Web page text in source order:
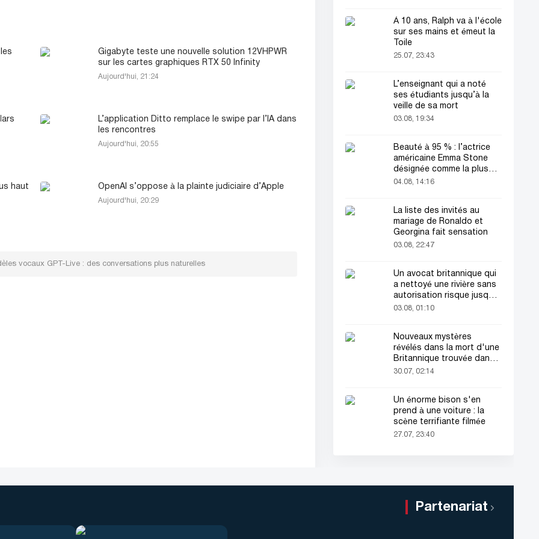
Gigabyte teste une nouvelle solution 12VHPWR
sur les cartes graphiques RTX 50 Infinity
Aujourd'hui, 21:24
L’application Ditto remplace le swipe par l’IA dans
les rencontres
Aujourd'hui, 20:55
haut
OpenAI s’oppose à la plainte judiciaire d’Apple
Aujourd'hui, 20:29
vocaux GPT-Live : des conversations plus naturelles
À 10 ans, Ralph va à l'école
sur ses mains et émeut la
Toile
25.07, 23:43
L’enseignant qui a noté
ses étudiants jusqu’à la
veille de sa mort
03.08, 19:34
Beauté à 95 % : l’actrice
américaine Emma Stone
désignée comme la plus
belle femme du monde !
04.08, 14:16
La liste des invités au
mariage de Ronaldo et
Georgina fait sensation
03.08, 22:47
Un avocat britannique qui
a nettoyé une rivière sans
autorisation risque jusqu'à
2 ans de prison
03.08, 01:10
Nouveaux mystères
révélés dans la mort d'une
Britannique trouvée dans
une valise
30.07, 02:14
Un énorme bison s'en
prend à une voiture : la
scène terrifiante filmée
27.07, 23:40
Partenariat